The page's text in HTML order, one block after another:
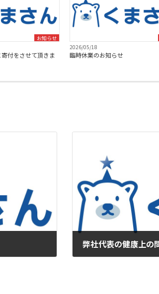
お知らせ
付をさせて頂きま
2026/05/18
臨時休業のお知らせ
弊社代表の健康上の